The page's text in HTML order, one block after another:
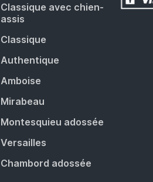
Classique avec chien-
assis
Classique
Authentique
Amboise
Mirabeau
Montesquieu adossée
Versailles
Chambord adossée